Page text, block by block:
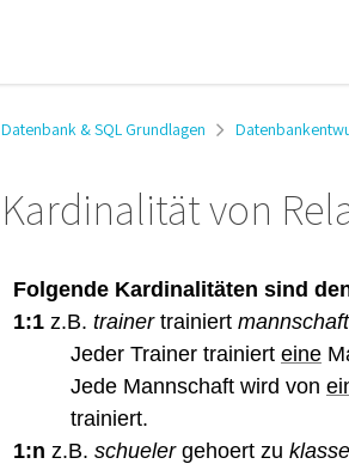
Datenbank & SQL Grundlagen
Kardinalität von
Folgende Kardinalitäten sind
1:1 z.B. trainertrainiert mannschaft
Jeder Trainer trainiert eine
Jede Mannschaft wird von
trainiert.
1:n z.B. schueler gehoert zu klasse